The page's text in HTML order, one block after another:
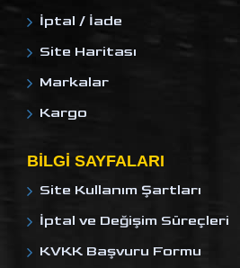
İptal / İade
Site Haritası
Markalar
Kargo
BILGI SAYFALARI
Site Kullanım Şartları
İptal ve Değişim Süreçleri
KVKK Başvuru Formu